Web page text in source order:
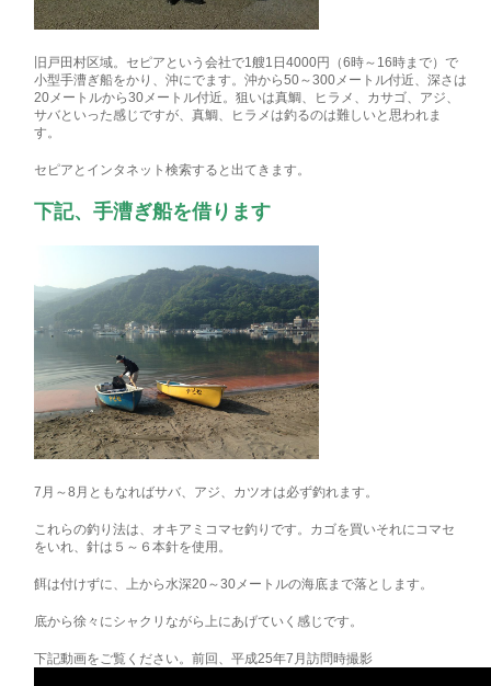
旧戸田村区域。セピアという会社で1艘1日4000円（6時～16時まで）で
小型手漕ぎ船をかり、沖にでます。沖から50～300メートル付近、深さは
20メートルから30メートル付近。狙いは真鯛、
ヒラメ、カサゴ、アジ、
サバといった感じですが、真鯛、
ヒラメは釣るのは難しいと思われま
す。
セピアとインタネット検索すると出てきます。
下記、手漕ぎ船を借ります
7月～8月ともなればサバ、アジ、カツオは必ず釣れます。
これらの釣り法は、オキアミコマセ釣りです。カゴを買いそれにコマセ
をいれ、針は５～６本針を使用。
餌は付けずに、上から水深20～30メートルの海底まで落とします。
底から徐々にシャクリながら上にあげていく感じです。
下記動画をご覧ください。前回、平成25年7月訪問時撮影